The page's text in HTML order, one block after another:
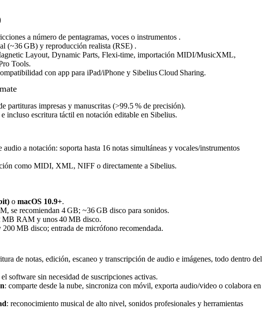
a número de pentagramas, voces o instrumentos .
(~36 GB) y reproducción realista (RSE) .
Layout, Dynamic Parts, Flexi‑time, importación MIDI/MusicXML,
Tools.
con app para iPad/iPhone y Sibelius Cloud Sharing.
partituras impresas y manuscritas (>99.5 % de precisión).
incluso escritura táctil en notación editable en Sibelius.
a notación: soporta hasta 16 notas simultáneas y vocales/instrumentos
como MIDI, XML, NIFF o directamente a Sibelius.
o macOS 10.9+.
se recomiendan 4 GB; ~36 GB disco para sonidos.
MB RAM y unos 40 MB disco.
MB disco; entrada de micrófono recomendada.
de notas, edición, escaneo y transcripción de audio e imágenes, todo dentro del
el software sin necesidad de suscripciones activas.
: comparte desde la nube, sincroniza con móvil, exporta audio/video o colabora en
: reconocimiento musical de alto nivel, sonidos profesionales y herramientas